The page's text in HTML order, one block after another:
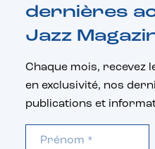
dernières
Jazz
Chaque mois, recevez
en exclusivité, nos
publications et